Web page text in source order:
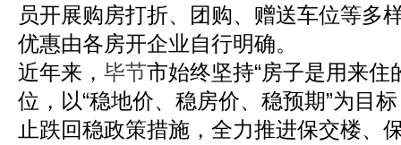
员开展购房打折、团购、赠送车位等多
优惠由各房开企业自行明确。
近年来， 毕节市始终坚持“房子是用来住
位，以“稳地价、稳房价、稳预期”为目
止跌回稳政策措施，全力推进保交楼、